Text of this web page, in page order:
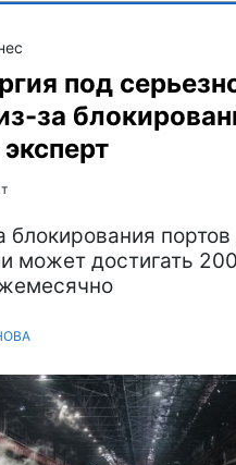
под
за
блокирования портов
может достигать